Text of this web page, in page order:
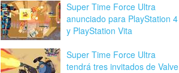
Super Time Force Ultra
anunciado para PlayStation 4
y PlayStation Vita
Super Time Force Ultra
tendrá tres invitados de Valve